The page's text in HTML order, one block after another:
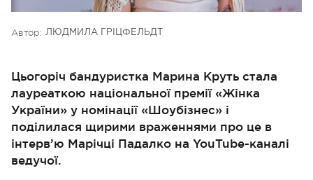
Автор: ЛЮДМИЛА ГРІЦФЕЛЬДТ
Цьогоріч бандуристка Марина Круть стала
лауреаткою національної премії «Жінка
України» у номінації «Шоубізнес» і
поділилася щирими враженнями про це в
інтерв’ю Марічці Падалко на YouTube-каналі
ведучої.